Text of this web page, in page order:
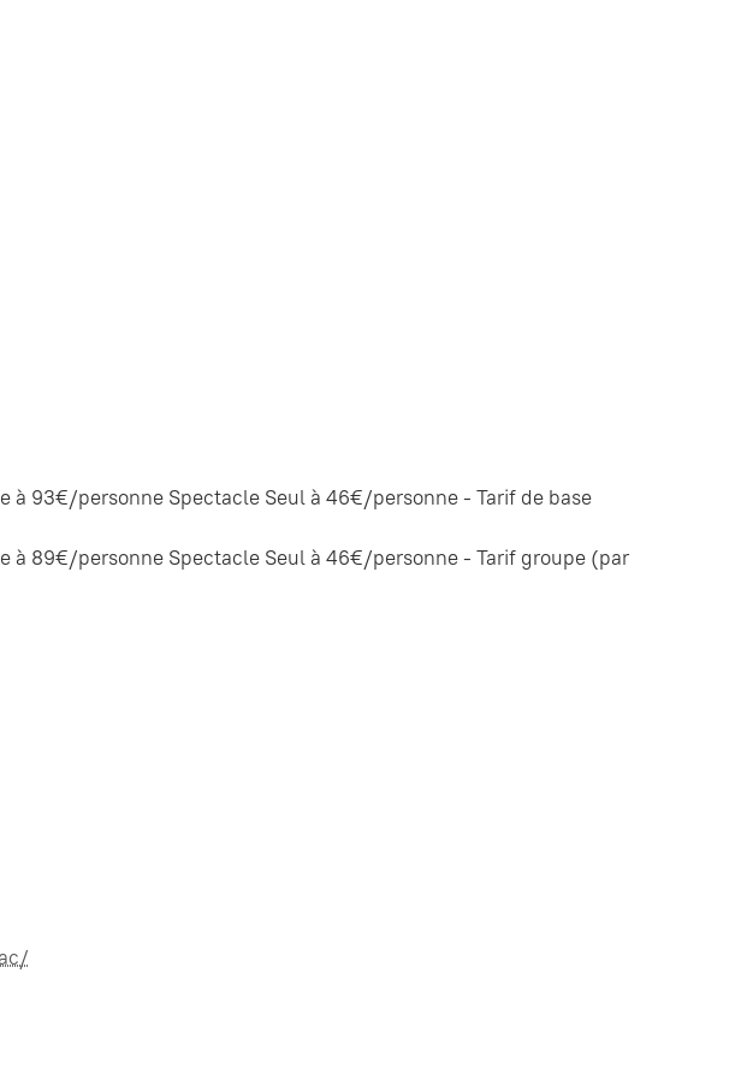
à 93€/personne Spectacle Seul à 46€/personne - Tarif de base
à 89€/personne Spectacle Seul à 46€/personne - Tarif groupe (par